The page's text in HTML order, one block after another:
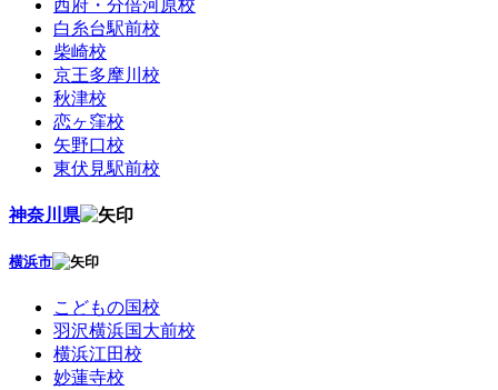
西府・分倍河原校
白糸台駅前校
柴崎校
京王多摩川校
秋津校
恋ヶ窪校
矢野口校
東伏見駅前校
神奈川県
横浜市
こどもの国校
羽沢横浜国大前校
横浜江田校
妙蓮寺校